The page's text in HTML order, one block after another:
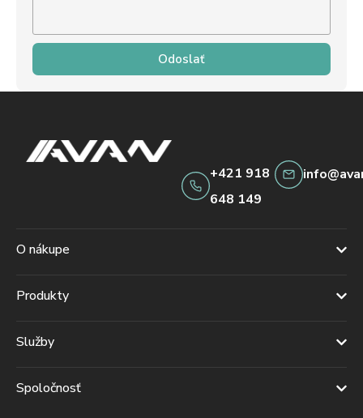
Odoslať
+421 918
648 149
O nákupe
Produkty
Služby
Spoločnosť